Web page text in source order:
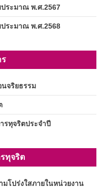
ประมาณ พ.ศ.2567
ประมาณ พ.ศ.2568
จริยธรรม
รทุจริตประจำปี
ทุจริต
โปร่งใสภายในหน่วยงาน